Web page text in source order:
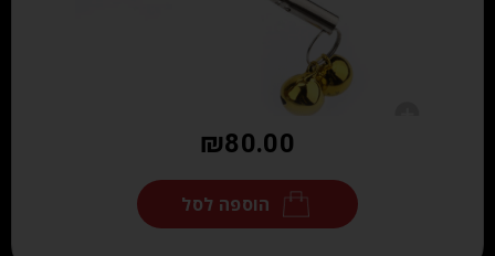
₪80.00
הוספה לסל